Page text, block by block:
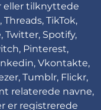
eller tilknyttede
TikTok,
Twitter, Spotify,
Pinterest,
Vkontakte,
Tumblr, Flickr,
relaterede navne,
er registrerede